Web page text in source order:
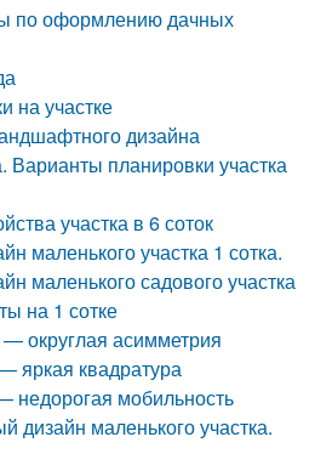
по оформлению дачных
на участке
дизайна
Варианты планировки участка
участка в 6 соток
маленького участка 1 сотка.
маленького садового участка
на 1 сотке
округлая асимметрия
яркая квадратура
недорогая мобильность
маленького участка.